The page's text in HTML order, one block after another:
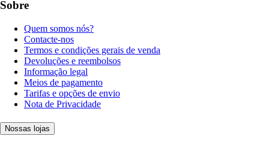
Sobre
Quem somos nós?
Contacte-nos
Termos e condições gerais de venda
Devoluções e reembolsos
Informação legal
Meios de pagamento
Tarifas e opções de envio
Nota de Privacidade
Nossas lojas